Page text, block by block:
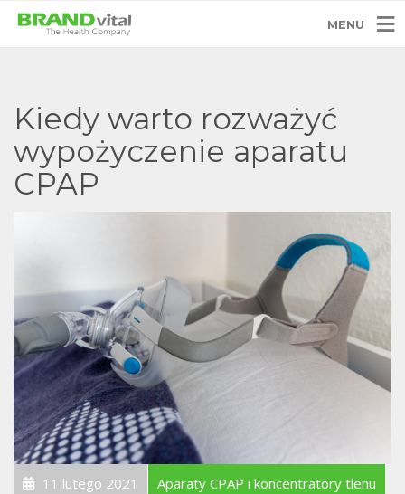
MENU
Kiedy warto rozważyć
wypożyczenie aparatu
CPAP
11 lutego 2021 Aparaty CPAP i koncentratory tlenu